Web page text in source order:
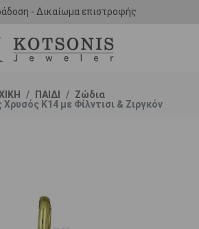
- Δικαίωμα επιστροφής
ΠΑΙΔΙ
Ζώδια
Κ14 με Φίλντισι & Ζιργκόν